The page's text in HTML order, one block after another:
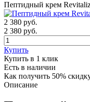
Пептидный крем
2 380 руб.
2 380 руб.
Купить
Купить в 1 клик
Есть в наличии
Как получить 50%
Описание